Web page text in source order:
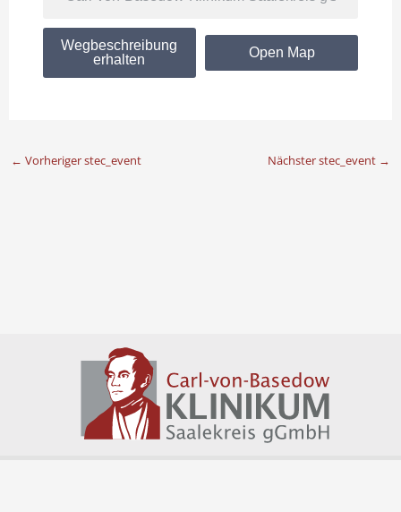
Wegbeschreibung
erhalten
Open Map
← Vorheriger stec_event Nächster stec_event →